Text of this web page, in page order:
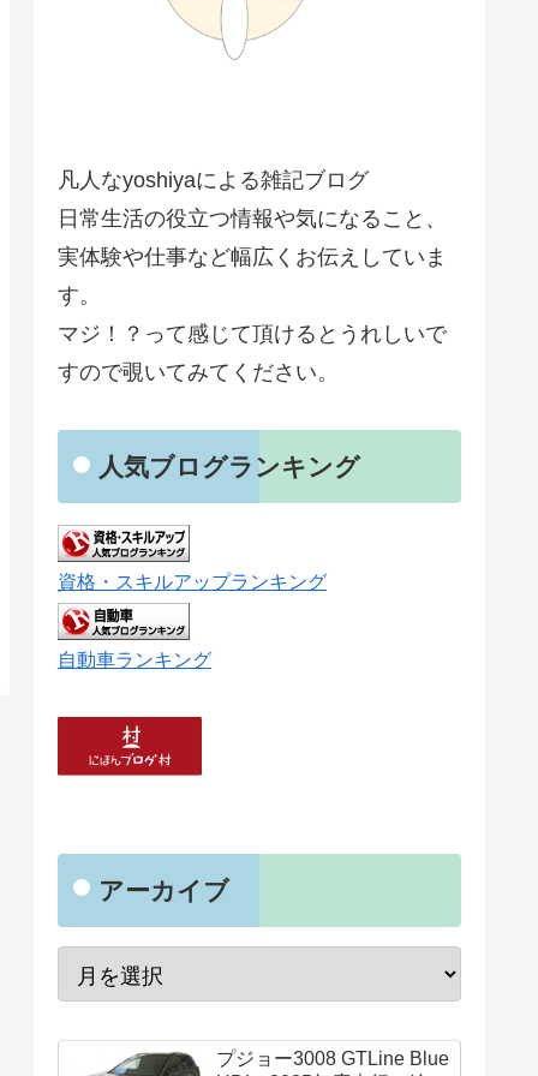
凡人なyoshiyaによる雑記ブログ
日常生活の役立つ情報や気になること、
実体験や仕事など幅広くお伝えしていま
す。
マジ！？って感じて頂けるとうれしいで
すので覗いてみてください。
人気ブログランキング
資格・スキルアップランキング
自動車ランキング
アーカイブ
プジョー3008 GTLine Blue